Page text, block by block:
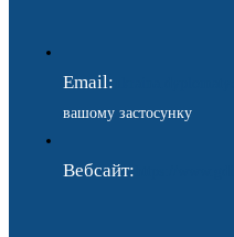
Email:
вашому застосунку
Вебсайт: